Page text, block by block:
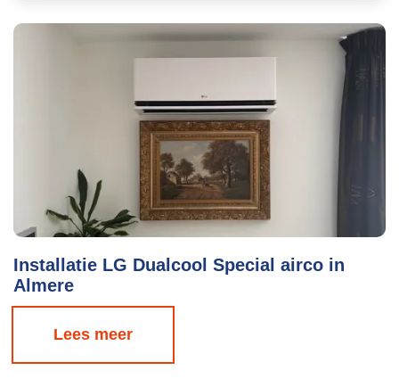
Installatie LG Dualcool Special airco in
Almere
Lees meer